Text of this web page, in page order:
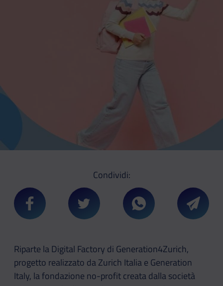
Condividi:
Condividi su FacebookCondividi su TwitterCondividi su
Riparte la Digital Factory di Generation4Zurich,
progetto realizzato da Zurich Italia e Generation
Italy, la fondazione no-profit creata dalla società